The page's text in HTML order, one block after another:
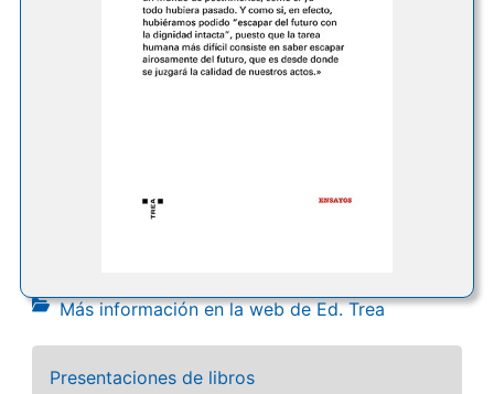
Más información en la web de Ed. Trea
Presentaciones de libros